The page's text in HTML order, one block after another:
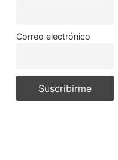
Correo electrónico